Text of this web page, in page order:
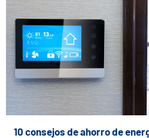
10 consejos de ahorro de